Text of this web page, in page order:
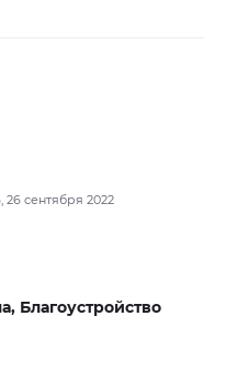
26 сентября 2022
Благоустройство